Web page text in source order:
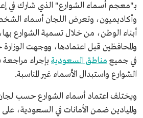
بـ"معجم أسماء الشوارع" الذي شارك في
وأكاديميون، وتعرض اللجان أسماء
أبناء الوطن، من خلال تسمية الشوارع بها،
والمحافظين قبل اعتمادها، ووجهت الوزارة
في جميع مناطق السعودية بإجراء
الشوارع واستبدال الأسماء غير المناسبة.
ويختلف اعتماد أسماء الشوارع حسب
والميادين ضمن الأمانات في السعودية،